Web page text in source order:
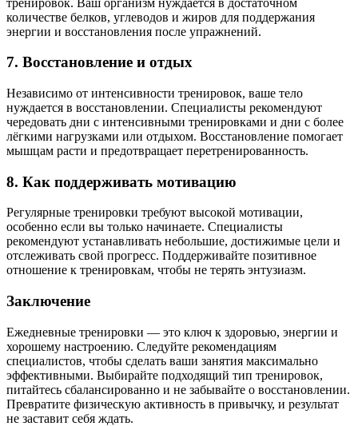
количестве белков, углеводов и жиров для поддержания
энергии и восстановления после упражнений.
7. Восстановление и отдых
Независимо от интенсивности тренировок, ваше тело
нуждается в восстановлении. Специалисты рекомендуют
чередовать дни с интенсивными тренировками и дни с более
лёгкими нагрузками или отдыхом. Восстановление помогает
мышцам расти и предотвращает перетренированность.
8. Как поддерживать мотивацию
Регулярные тренировки требуют высокой мотивации,
особенно если вы только начинаете. Специалисты
рекомендуют устанавливать небольшие, достижимые цели и
отслеживать свой прогресс. Поддерживайте позитивное
отношение к тренировкам, чтобы не терять энтузиазм.
Заключение
Ежедневные тренировки — это ключ к здоровью, энергии и
хорошему настроению. Следуйте рекомендациям
специалистов, чтобы сделать ваши занятия максимально
эффективными. Выбирайте подходящий тип тренировок,
питайтесь сбалансированно и не забывайте о восстановлении.
Превратите физическую активность в привычку, и результат
не заставит себя ждать.